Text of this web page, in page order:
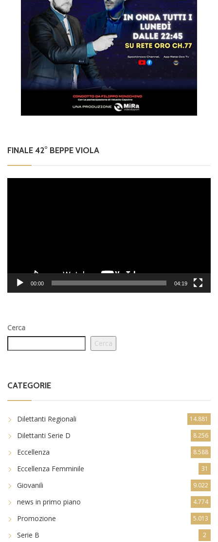
FINALE 42° BEPPE VIOLA
00:00 04:19
Cerca
Cerca
CATEGORIE
Dilettanti Regionali 14.881
Dilettanti Serie D 8.256
Eccellenza 8.588
Eccellenza Femminile 31
Giovanili 9.022
news in primo piano 4.774
Promozione 5.013
Serie B 2